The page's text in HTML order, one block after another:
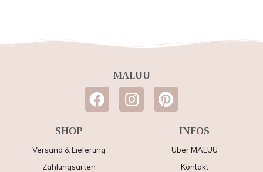
INFOS
Über MALUU
Kontakt
SHOP
Versand & Lieferung
Zahlungsarten
MALUU